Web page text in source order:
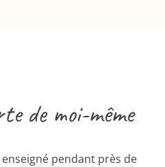
de moi-même
enseigné pendant près de